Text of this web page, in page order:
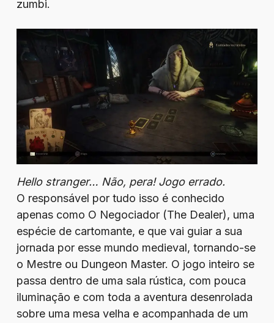
zumbi.
Hello stranger… Não, pera! Jogo errado.
O responsável por tudo isso é conhecido
apenas como O Negociador (The Dealer), uma
espécie de cartomante, e que vai guiar a sua
jornada por esse mundo medieval, tornando-se
o Mestre ou Dungeon Master. O jogo inteiro se
passa dentro de uma sala rústica, com pouca
iluminação e com toda a aventura desenrolada
sobre uma mesa velha e acompanhada de um